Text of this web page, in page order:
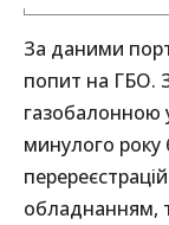
За даними
попит на ГБО.
газобалонною
минулого року
обладнанням,